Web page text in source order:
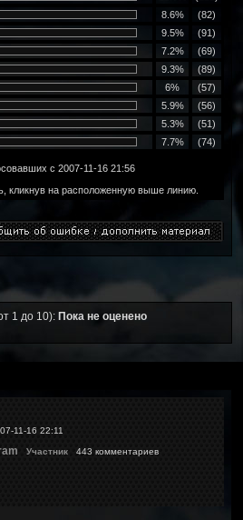
1 до 10): Пока не оценено
11-16 22:11
Участник 443 комментариев